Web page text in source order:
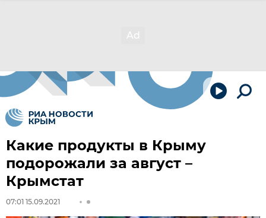
Какие продукты в Крыму
подорожали за август –
Крымстат
07:01 15.09.2021